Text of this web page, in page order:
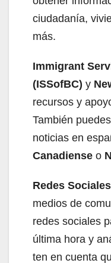
ciudadanía,
más.
Immigrant
(ISSofBC) y
recursos y
También
noticias en
Canadiense o
Redes
medios de
redes sociales
última hora y
ten en cuenta